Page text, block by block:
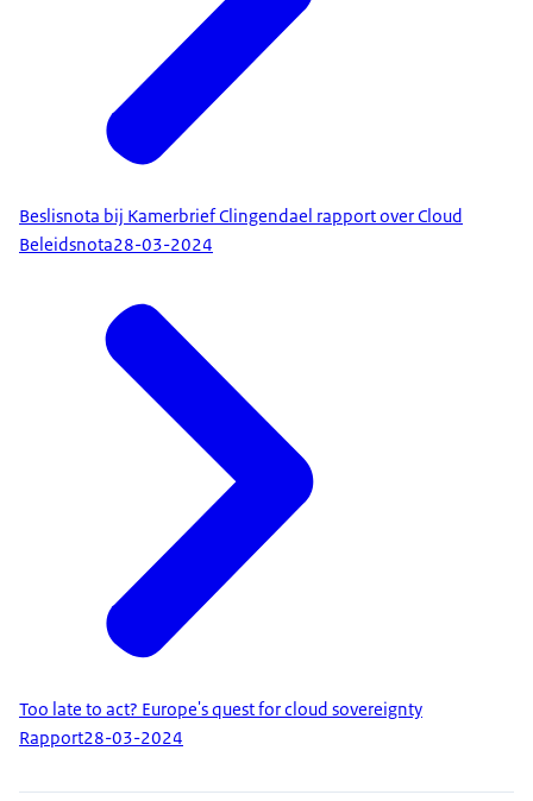
Beslisnota bij Kamerbrief Clingendael rapport over Cloud
Beleidsnota28-03-2024
Too late to act? Europe's quest for cloud sovereignty
Rapport28-03-2024